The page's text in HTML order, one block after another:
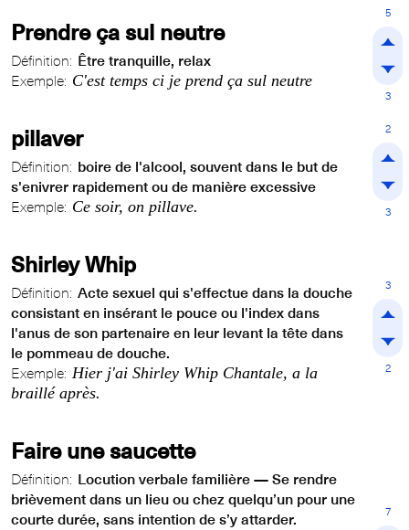
Prendre ça sul neutre
Définition: Être tranquille, relax
Exemple: C'est temps ci je prend ça sul neutre
5
3
pillaver
Définition: boire de l'alcool, souvent dans le but de
s'enivrer rapidement ou de manière excessive
Exemple: Ce soir, on pillave.
2
3
Shirley Whip
Définition: Acte sexuel qui s'effectue dans la douche
consistant en insérant le pouce ou l'index dans
l'anus de son partenaire en leur levant la tête dans
le pommeau de douche.
Exemple: Hier j'ai Shirley Whip Chantale, a la
braillé après.
3
2
Faire une saucette
Définition: Locution verbale familière — Se rendre
brièvement dans un lieu ou chez quelqu’un pour une
courte durée, sans intention de s’y attarder.
7